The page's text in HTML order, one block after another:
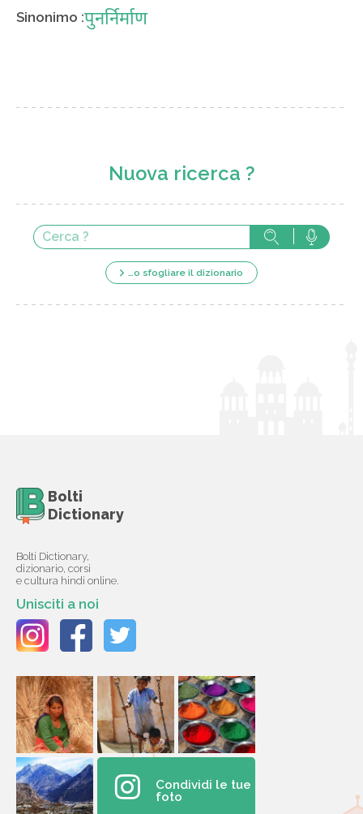
Sinonimo :पुनर्निर्माण
Nuova ricerca ?
…o sfogliare il dizionario
Bolti
Dictionary
Bolti Dictionary,
dizionario, corsi
e cultura hindi online.
Unisciti a noi
Condividi le tue
foto